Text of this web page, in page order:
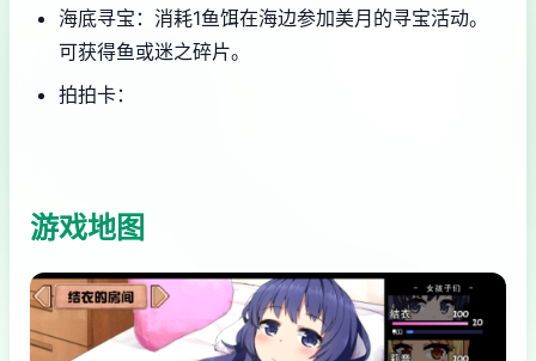
海底寻宝：消耗1鱼饵在海边参加美月的寻宝活动。
可获得鱼或迷之碎片。
拍拍卡：
游戏地图